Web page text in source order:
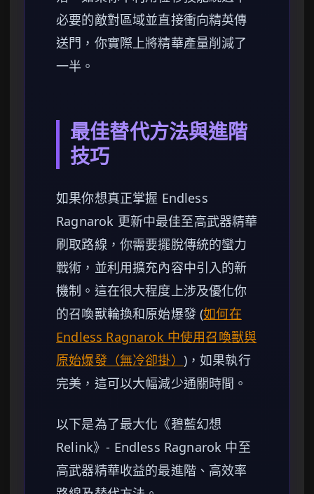
必要的敵對區域並直接衝向精英傳
送門，你實際上將精華產量削減了
一半。
最佳替代方法與進階
技巧
如果你想真正掌握 Endless
Ragnarok 更新中最佳至高武器精華
刷取路線，你需要擺脫傳統的蠻力
戰術，並利用擴充內容中引入的新
機制。這在很大程度上涉及優化你
的召喚獸輪換和原始爆發 (如何在
Endless Ragnarok 中使用召喚獸與
原始爆發（無冷卻掛） )，如果執行
完美，這可以大幅減少通關時間。
以下是為了最大化《碧藍幻想
Relink》- Endless Ragnarok 中至
高武器精華收益的最進階、高效率